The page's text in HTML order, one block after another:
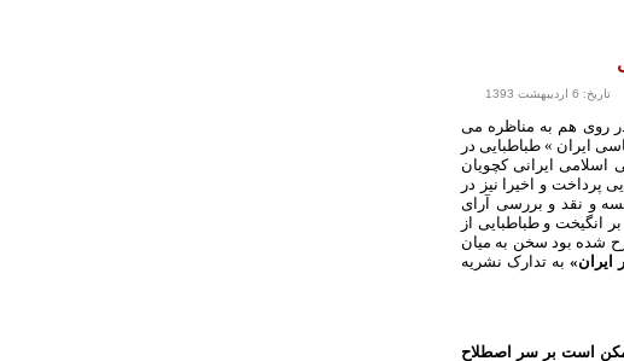
تاریخ: 6 اردیبهشت 1393
روی هم به مناظره می
ایران » طباطبایی در
اسلامی ایرانی کچویان
پرداخت و اخیرا نیز در
و نقد و بررسی آرای
انگیخت و طباطبایی از
شده بود سخن به میان
ایران» به تدارک نشریه
است بر سر اصطلاح